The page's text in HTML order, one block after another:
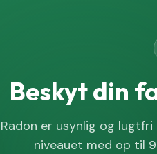
Beskyt din
Radon er usynlig og
niveauet med op til